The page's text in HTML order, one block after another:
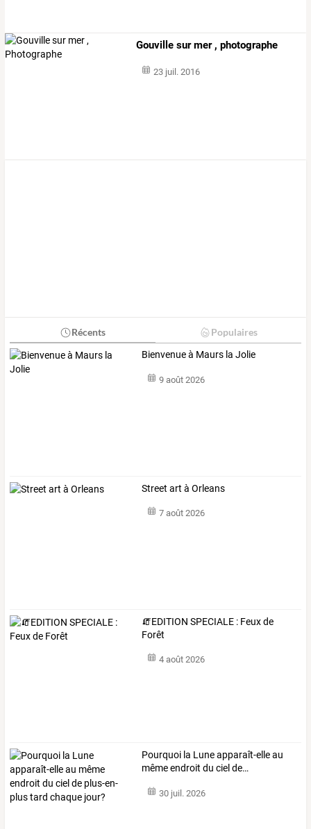
Gouville sur mer , photographe
23 juil. 2016
Récents Populaires
Bienvenue à Maurs la Jolie
9 août 2026
Street art à Orleans
7 août 2026
🧯EDITION SPECIALE : Feux de
Forêt
4 août 2026
Pourquoi la Luneapparaît-elleau
mêmeendroit du ciel de…
30 juil. 2026